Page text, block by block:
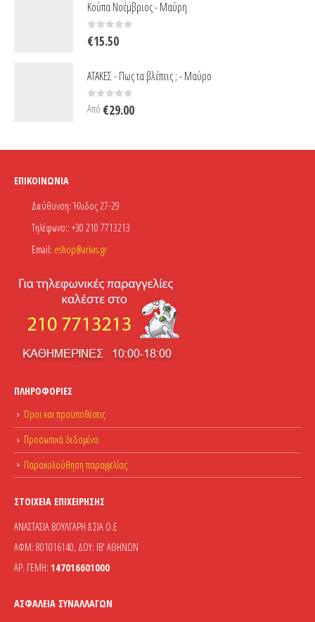
€24.00. είναι:
Κούπα Νοέμβριος - Μαύρη
0out of 5
€15.50
ΑΤΑΚΕΣ - Πως τα βλέπεις ; - Μαύρο
0 out of 5
Από €29.00
ΕΠΙΚΟΙΝΩΝΊΑ
Διεύθυνση: Ήλιδος 27-29
Τηλέφωνο:: +30 210 7713213
Email: eshop@arkas.gr
ΠΛΗΡΟΦΟΡΊΕΣ
Όροι και προϋποθέσεις
Προσωπικά δεδομένα
Παρακολούθηση παραγγελίας
ΣΤΟΙΧΕΊΑ ΕΠΙΧΕΊΡΗΣΗΣ
ΑΝΑΣΤΑΣΙΑ ΒΟΥΛΓΑΡΗ & ΣΙΑ Ο.Ε
ΑΦΜ: 801016140, ΔΟΥ: ΙΒ' ΑΘΗΝΩΝ
ΑΡ. ΓΕΜΗ: 147016601000
ΑΣΦΆΛΕΙΑ ΣΥΝΑΛΛΑΓΏΝ